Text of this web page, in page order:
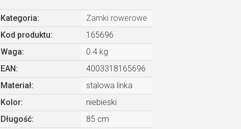
Kategoria:
Zamki rowerowe
Kod produktu:
165696
Waga:
0.4 kg
EAN :
4003318165696
Materiał:
stalowa linka
Kolor:
niebieski
Długość:
85 cm